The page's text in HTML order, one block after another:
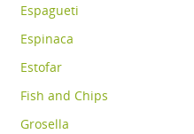
Espagueti
Espinaca
Estofar
Fish and Chips
Grosella